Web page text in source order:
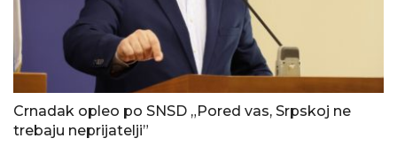
Crnadak opleo po SNSD „Pored vas, Srpskoj ne
trebaju neprijatelji”